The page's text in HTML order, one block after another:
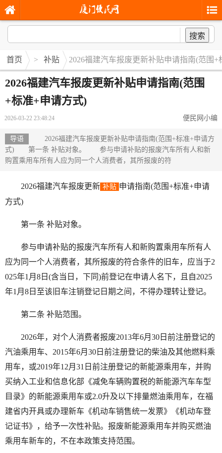
搜索
首页 > 补贴 2026福建汽车报废更新补贴申请指南(范围+
2026福建汽车报废更新补贴申请指南(范围
+标准+申请方式)
2026-03-22 23:48:24 便民网小编
导语
2026福建汽车报废更新补贴申请指南(范围+标准+申请方
式) 第一条 补贴对象。 参与申请补贴的报废汽车所有人和新
购置乘用车所有人应为同一个人消费者，其所报废的符
2026福建汽车报废更新 补贴 申请指南(范围+标准+申请
方式)
第一条 补贴对象。
参与申请补贴的报废汽车所有人和新购置乘用车所有人
应为同一个人消费者，其所报废的符合条件的旧车，应当于2
025年1月8日(含当日，下同)前登记在申请人名下，且自2025
年1月8日至该旧车注销登记日期之间，不得办理转让登记。
第二条 补贴范围。
2026年，对个人消费者报废2013年6月30日前注册登记的
汽油乘用车、2015年6月30日前注册登记的柴油及其他燃料乘
用车，或2019年12月31日前注册登记的新能源乘用车，并购
买纳入工业和信息化部《减免车辆购置税的新能源汽车车型
目录》的新能源乘用车或2.0升及以下排量燃油乘用车，在福
建省内开具或办理新车《机动车销售统一发票》《机动车登
记证书》，给予一次性补贴。报废新能源乘用车并购买燃油
乘用车新车的，不在本政策支持范围。